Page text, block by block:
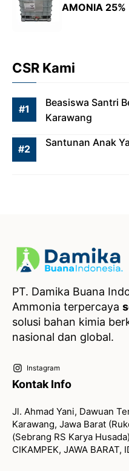
AMONIA 25%
CSR Kami
Beasiswa Santri
Karawang
Santunan Anak
PT. Damika Buana
Ammonia terpercaya
solusi bahan kimia
nasional dan global.
Instagram
Kontak Info
Jl. Ahmad Yani, Dawuan
Karawang, Jawa Barat
(Sebrang RS Karya
CIKAMPEK, JAWA BARAT,